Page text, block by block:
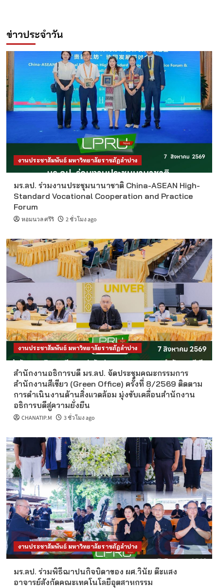
ข่าวประจำวัน
งานประชาสัมพันธ์ มหาวิทยาลัยราชภัฏลำปาง
มร.ลป. ร่วมงานประชุมนานาชาติ China-ASEAN High-
Standard Vocational Cooperation and Practice
Forum
หอมนวล ศรีริ 2 ชั่วโมง ago
งานประชาสัมพันธ์ มหาวิทยาลัยราชภัฏลำปาง
สำนักงานอธิการบดี มร.ลป. จัดประชุมคณะกรรมการ
สำนักงานสีเขียว (Green Office) ครั้งที่ 8/2569 ติดตาม
การดำเนินงานด้านสิ่งแวดล้อม มุ่งขับเคลื่อนสำนักงาน
อธิการบดีสู่ความยั่งยืน
CHANATIP.M 3 ชั่วโมง ago
งานประชาสัมพันธ์ มหาวิทยาลัยราชภัฏลำปาง
มร.ลป. ร่วมพิธีฌาปนกิจบิดาของ ผศ.วินัย ต๊ะแสง
อาจารย์สังกัดคณะเทคโนโลยีอุตสาหกรรม